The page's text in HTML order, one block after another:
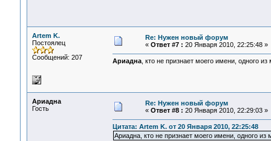
Artem K.
Постоялец
Сообщений: 207
Re: Нужен новый форум
« Ответ #7 : 20 Января 2010, 22:25:48 »
Ариадна, кто не признает моего имени, одного
Ариадна
Гость
Re: Нужен новый форум
« Ответ #8 : 20 Января 2010, 22:29:03 »
Цитата: Artem K. от 20 Января 2010, 22:25:48
Ариадна, кто не признает моего имени, одного